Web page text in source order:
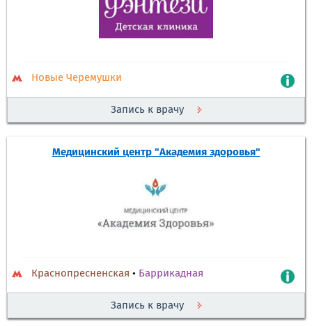
Новые Черемушки
Запись к врачу
Медицинский центр "Академия здоровья"
Краснопресненская • Баррикадная
Запись к врачу